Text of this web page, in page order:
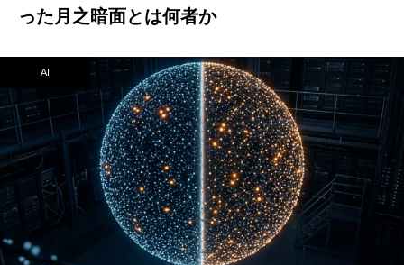
った月之暗面とは何者か
AI